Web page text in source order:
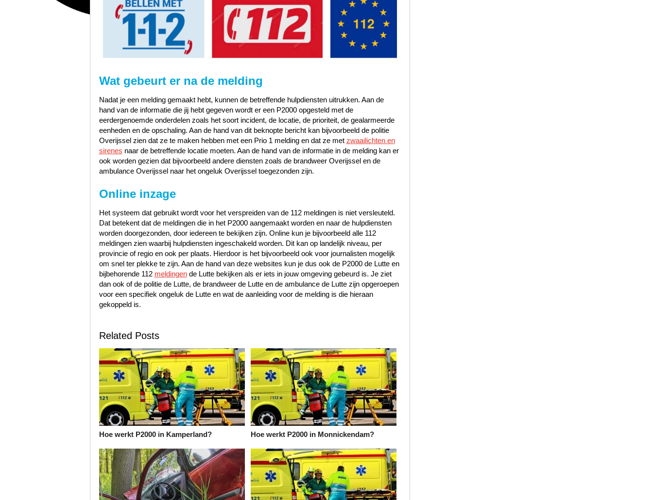
Wat gebeurt er na de melding
Nadat je een melding gemaakt hebt, kunnen de betreffende hulpdiensten uitrukken. Aan de
hand van de informatie die jij hebt gegeven wordt er een P2000 opgesteld met de
eerdergenoemde onderdelen zoals het soort incident, de locatie, de prioriteit, de gealarmeerde
eenheden en de opschaling. Aan de hand van dit beknopte bericht kan bijvoorbeeld de politie
Overijssel zien dat ze te maken hebben met een Prio 1 melding en dat ze met zwaailichten en
sirenes naar de betreffende locatie moeten. Aan de hand van de informatie in de melding kan er
ook worden gezien dat bijvoorbeeld andere diensten zoals de brandweer Overijssel en de
ambulance Overijssel naar het ongeluk Overijssel toegezonden zijn.
Online inzage
Het systeem dat gebruikt wordt voor het verspreiden van de 112 meldingen is niet versleuteld.
Dat betekent dat de meldingen die in het P2000 aangemaakt worden en naar de hulpdiensten
worden doorgezonden, door iedereen te bekijken zijn. Online kun je bijvoorbeeld alle 112
meldingen zien waarbij hulpdiensten ingeschakeld worden. Dit kan op landelijk niveau, per
provincie of regio en ook per plaats. Hierdoor is het bijvoorbeeld ook voor journalisten mogelijk
om snel ter plekke te zijn. Aan de hand van deze websites kun je dus ook de P2000 de Lutte en
bijbehorende 112 meldingende Lutte bekijken als er iets in jouw omgeving gebeurd is. Je ziet
dan ook of de politie de Lutte, de brandweer de Lutte en de ambulance de Lutte zijn opgeroepen
voor een specifiek ongeluk de Lutte en wat de aanleiding voor de melding is die hieraan
gekoppeld is.
Related Posts
Hoe werkt P2000 in Kamperland? Hoe werkt P2000 in Monnickendam?